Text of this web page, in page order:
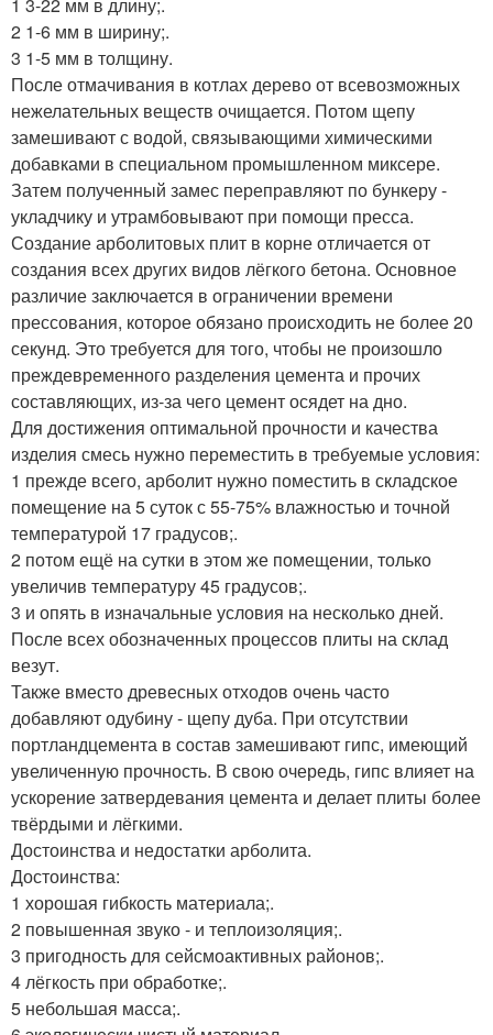
2 1-6 мм в ширину;.
3 1-5 мм в толщину.
После отмачивания в котлах дерево от всевозможных
нежелательных веществ очищается. Потом щепу
замешивают с водой, связывающими химическими
добавками в специальном промышленном миксере.
Затем полученный замес переправляют по бункеру -
укладчику и утрамбовывают при помощи пресса.
Создание арболитовых плит в корне отличается от
создания всех других видов лёгкого бетона. Основное
различие заключается в ограничении времени
прессования, которое обязано происходить не более 20
секунд. Это требуется для того, чтобы не произошло
преждевременного разделения цемента и прочих
составляющих, из-за чего цемент осядет на дно.
Для достижения оптимальной прочности и качества
изделия смесь нужно переместить в требуемые условия:
1 прежде всего, арболит нужно поместить в складское
помещение на 5 суток с 55-75% влажностью и точной
температурой 17 градусов;.
2 потом ещё на сутки в этом же помещении, только
увеличив температуру 45 градусов;.
3 и опять в изначальные условия на несколько дней.
После всех обозначенных процессов плиты на склад
везут.
Также вместо древесных отходов очень часто
добавляют одубину - щепу дуба. При отсутствии
портландцемента в состав замешивают гипс, имеющий
увеличенную прочность. В свою очередь, гипс влияет на
ускорение затвердевания цемента и делает плиты более
твёрдыми и лёгкими.
Достоинства и недостатки арболита.
Достоинства:
1 хорошая гибкость материала;.
2 повышенная звуко - и теплоизоляция;.
3 пригодность для сейсмоактивных районов;.
4 лёгкость при обработке;.
5 небольшая масса;.